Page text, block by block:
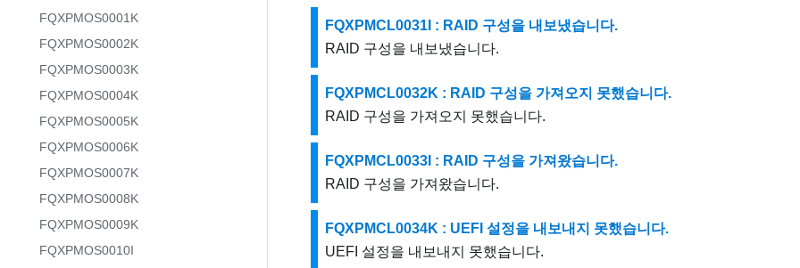
FQXPMOS0001K
FQXPMOS0002K
FQXPMOS0003K
FQXPMOS0004K
FQXPMOS0005K
FQXPMOS0006K
FQXPMOS0007K
FQXPMOS0008K
FQXPMOS0009K
FQXPMOS0010I
FQXPMCL0031I : RAID 구성을 내보냈습니다.
RAID 구성을 내보냈습니다.
FQXPMCL0032K : RAID 구성을 가져오지 못했습니다.
RAID 구성을 가져오지 못했습니다.
FQXPMCL0033I : RAID 구성을 가져왔습니다.
RAID 구성을 가져왔습니다.
FQXPMCL0034K : UEFI 설정을 내보내지 못했습니다.
UEFI 설정을 내보내지 못했습니다.